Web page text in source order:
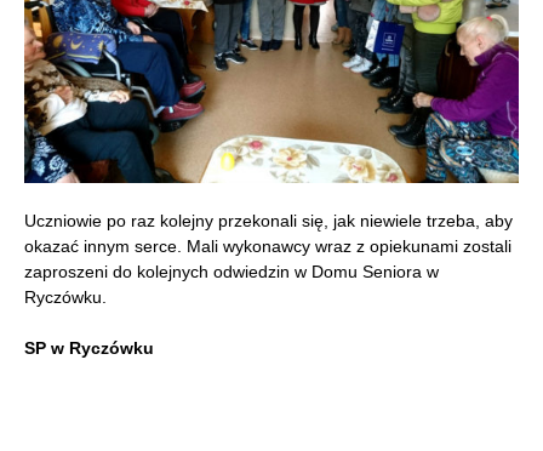
Uczniowie po raz kolejny przekonali się, jak niewiele trzeba, aby
okazać innym serce. Mali wykonawcy wraz z opiekunami zostali
zaproszeni do kolejnych odwiedzin w Domu Seniora w
Ryczówku.
SP w Ryczówku